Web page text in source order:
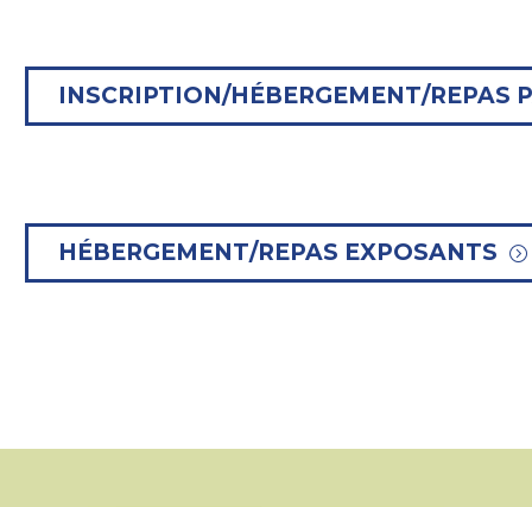
INSCRIPTION/HÉBERGEMENT/REPAS
HÉBERGEMENT/REPAS EXPOSANTS =